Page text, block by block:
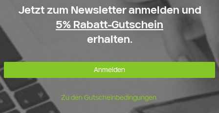
Jetzt zum Newsletter anmelden und
5% Rabatt-Gutschein
erhalten.
Anmelden
Zu den Gutscheinbedingungen.